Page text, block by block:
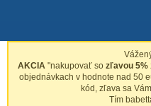
AKCIA"nakupovať so zľavou 5%
objednávkach v hodnote nad 50
kód, zľava sa
Tím